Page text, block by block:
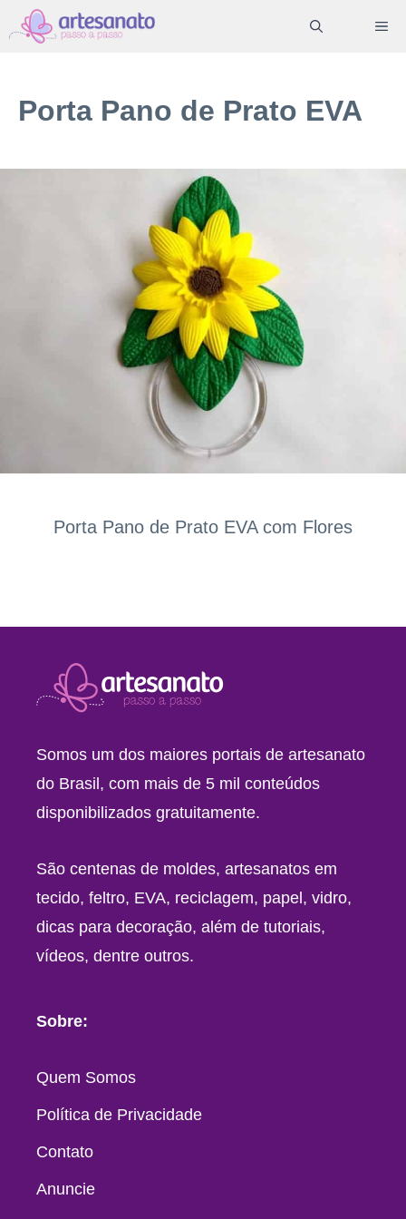
Pular
para
conteúdo
Porta Pano de Prato EVA
Porta Pano de Prato EVA com Flores
Somos um dos maiores portais de artesanato
do Brasil, com mais de 5 mil conteúdos
disponibilizados gratuitamente.
São centenas de moldes, artesanatos em
tecido, feltro, EVA, reciclagem, papel, vidro,
dicas para decoração, além de tutoriais,
vídeos, dentre outros.
Sobre:
Quem Somos
Política de Privacidade
Contato
Anuncie